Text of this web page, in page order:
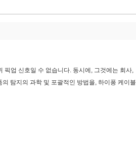
업 신호일 수 없습니다. 동시에, 그것에는 회사,
탐지의 과학 및 포괄적인 방법을, 하이퐁 케이블